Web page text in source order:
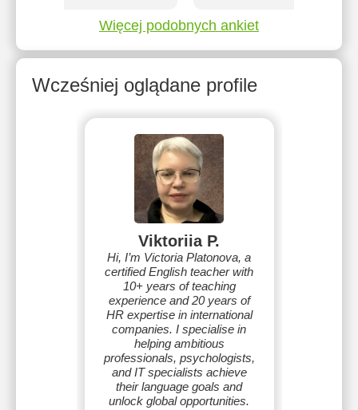
Więcej podobnych ankiet
Wcześniej oglądane profile
Viktoriia P.
Hi, I’m Victoria Platonova, a
certified English teacher with
10+ years of teaching
experience and 20 years of
HR expertise in international
companies. I specialise in
helping ambitious
professionals, psychologists,
and IT specialists achieve
their language goals and
unlock global opportunities.